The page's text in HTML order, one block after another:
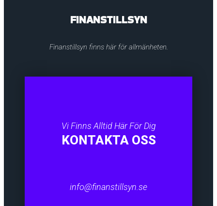
FINANSTILLSYN
Finanstillsyn finns här för allmänheten.
Vi Finns Alltid Här För Dig
KONTAKTA OSS
info@finanstillsyn.se